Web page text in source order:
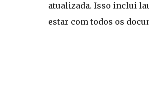
atualizada. Isso inclui
estar com todos os